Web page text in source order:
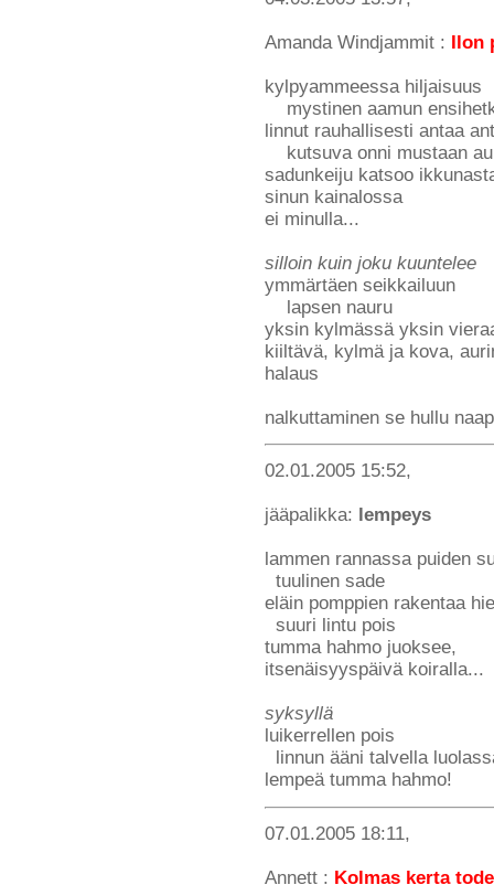
Amanda Windjammit : Ilon
kylpyammeessa hiljaisuus
mystinen aamun
linnut rauhallisesti antaa
kutsuva onni mustaan
sadunkeiju katsoo
sinun kainalossa
ei minulla...
silloin kuin joku kuuntelee
ymmärtäen seikkailuun
lapsen nauru
yksin kylmässä yksin
kiiltävä, kylmä ja kova,
halaus
nalkuttaminen se hullu
02.01.2005 15:52,
jääpalikka: lempeys
lammen rannassa puiden
tuulinen sade
eläin pomppien rakentaa
suuri lintu pois
tumma hahmo juoksee,
itsenäisyyspäivä koiralla...
syksyllä
luikerrellen pois
linnun ääni talvella
lempeä tumma hahmo!
07.01.2005 18:11,
Annett : Kolmas kerta